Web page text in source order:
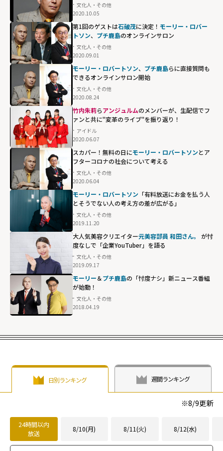
文化人・その他
2020.10.05
第1回のゲストは石破茂に決定！ モーリー・ロバー
トソン、 プチ鹿島のオンラインサロン
文化人・その他
2020.09.01
モーリー・ロバートソン、 プチ鹿島らに直接質問も
できるオンラインサロン開始
文化人・その他
2020.08.24
竹内朱莉らアンジュルムのメンバーが、生配信でフ
ァンと共に"変革のライブ"を振り返り！
アイドル
2020.06.07
スカパー！無料の日にモーリー・ロバートソンとア
フターコロナの社会について考える
文化人・その他
2020.06.04
モーリー・ロバートソン 「有料放送にお金を払う人
とそうでない人の考え方の差が広がる」
文化人・その他
2019.11.20
大人気美容クリエイター元美容部員 和田さん。
が忖
度なしで「企業YouTuber」を語る
文化人・その他
2019.09.17
モーリー＆プチ鹿島の「忖度ナシ」新ニュース番組
が始動！
文化人・その他
2018.04.19
日別ランキング 週間ランキング
※8/9更新
24時間以内
放送
8/10(月) 8/11(火) 8/12(水)